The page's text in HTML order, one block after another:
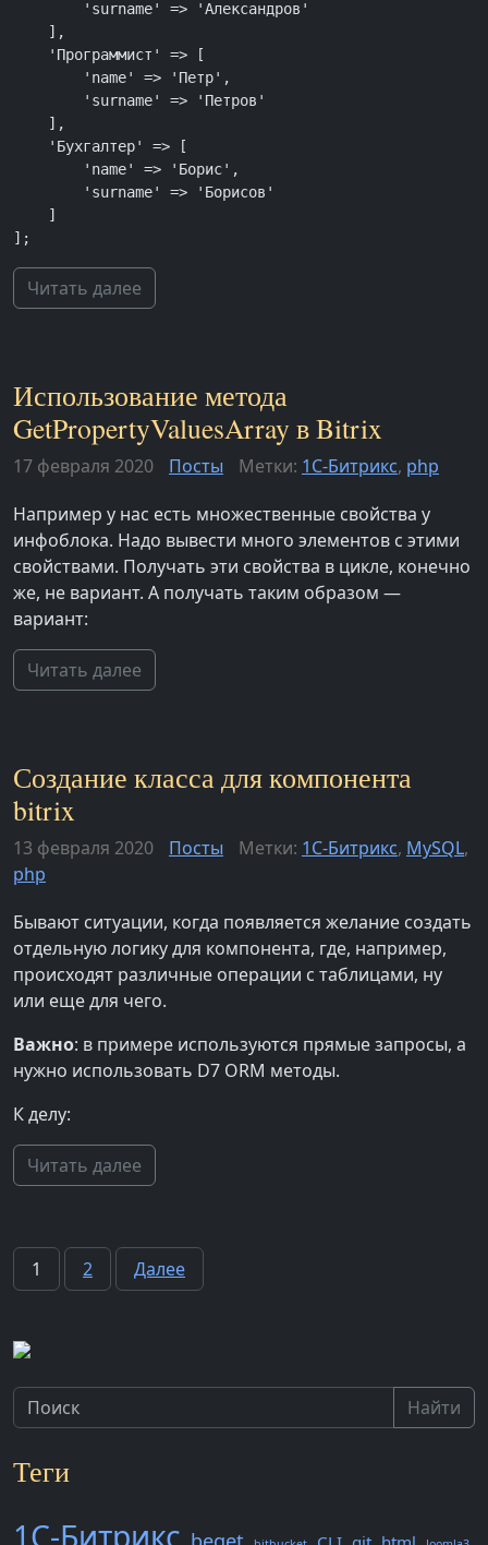
];
Читать далее
Использование метода
GetPropertyValuesArray в Bitrix
17 февраля 2020 Посты Метки: 1С-Битрикс, php
Например у нас есть множественные свойства у
инфоблока. Надо вывести много элементов с этими
свойствами. Получать эти свойства в цикле, конечно
же, не вариант. А получать таким образом —
вариант:
Читать далее
Создание класса для компонента
bitrix
13 февраля 2020 Посты Метки: 1С-Битрикс, MySQL,
php
Бывают ситуации, когда появляется желание создать
отдельную логику для компонента, где, например,
происходят различные операции с таблицами, ну
или еще для чего.
Важно: в примере используются прямые запросы, а
нужно использовать D7 ORM методы.
К делу:
Читать далее
Пагинация
1 2 Далее
Найти
Теги
1С-Битрикс